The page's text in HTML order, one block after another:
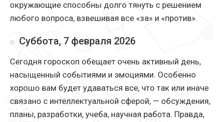
окружающие способны долго тянуть с решением
любого вопроса, взвешивая все «за» и «против».
Суббота, 7 февраля 2026
Сегодня гороскоп обещает очень активный день,
насыщенный событиями и эмоциями. Особенно
хорошо вам будет удаваться все, что так или иначе
связано с интеллектуальной сферой, — обсуждения,
планы, разработки, учеба, научная работа. Правда,